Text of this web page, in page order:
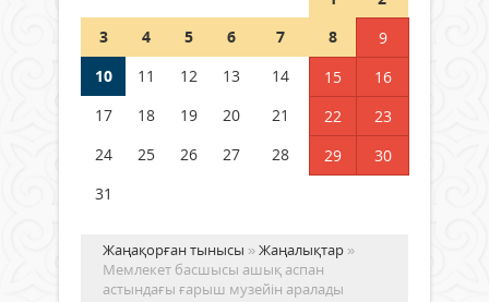
мыңнан астам көрерменнің
қауіпсіздігін қамтамасыз етті
06 тамыз 2026 ж.
3
4 5 6 7 8
9
10
11 12 13 14 15
16
17
18 19 20 21 22
23
24
25 26 27 28 29
30
31
Жаңақорған тынысы »Жаңалықтар »
Мемлекет басшысы ашық аспан
астындағы ғарыш музейін аралады